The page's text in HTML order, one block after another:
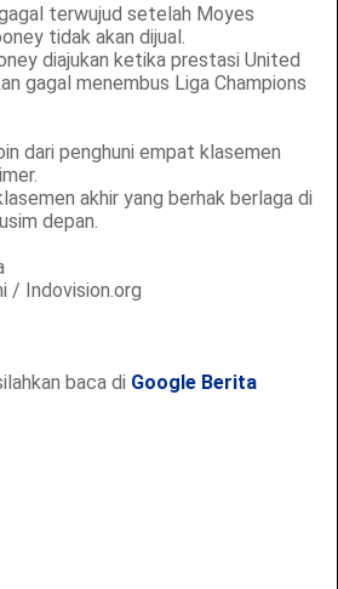
terwujud setelah Moyes
tidak akan dijual.
diajukan ketika prestasi United
gagal menembus Liga Champions
dari penghuni empat klasemen
akhir yang berhak berlaga di
depan.
/ Indovision.org
baca di Google Berita